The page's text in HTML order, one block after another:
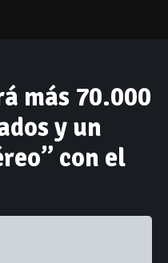
más 70.000
y un
con el